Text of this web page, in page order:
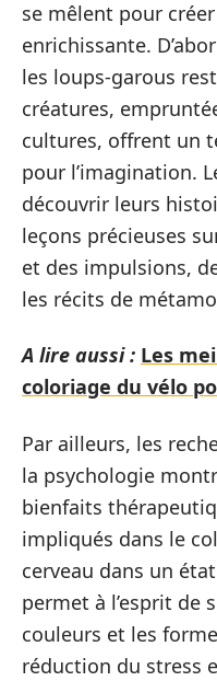
se mêlent pour
enrichissante.
les loups-garous
créatures,
cultures, offrent un
pour l’imagination.
découvrir leurs
leçons précieuses
et des impulsions,
les récits de
A lire aussi : Les
coloriage du vélo
Par ailleurs, les
la psychologie
bienfaits
impliqués dans le
cerveau dans un
permet à l’esprit de
couleurs et les
réduction du stress